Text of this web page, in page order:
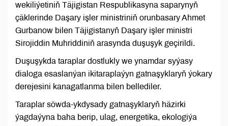
wekiliýetiniň Täjigistan Respublikasyna saparynyň
çäklerinde Daşary işler ministriniň orunbasary Ahmet
Gurbanow bilen Täjigistanyň Daşary işler ministri
Sirojiddin Muhriddiniň arasynda duşuşyk geçirildi.
Duşuşykda taraplar dostlukly we ynamdar syýasy
dialoga esaslanýan ikitaraplaýyn gatnaşyklaryň ýokary
derejesini kanagatlanma bilen bellediler.
Taraplar söwda-ykdysady gatnaşyklaryň häzirki
ýagdaýyna baha berip, ulag, energetika, ekologiýa